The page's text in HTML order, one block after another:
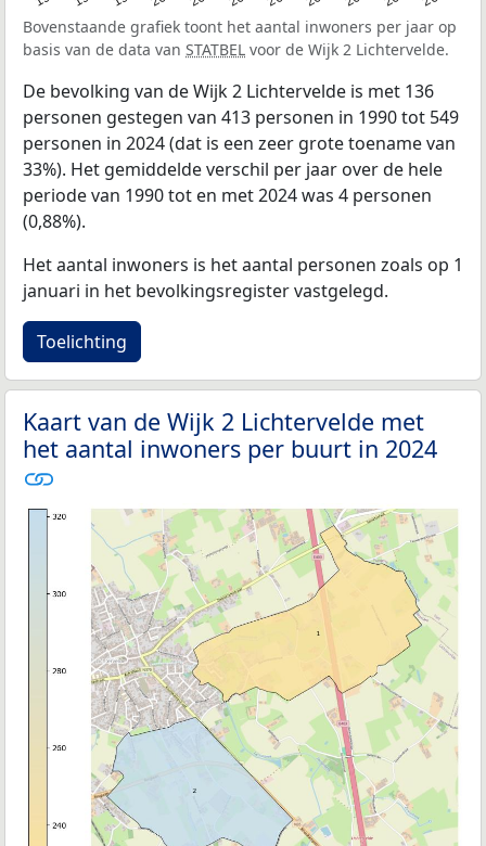
Bovenstaande grafiek toont het aantal inwoners per jaar op
basis van de data van STATBEL voor de Wijk 2 Lichtervelde.
De bevolking van de Wijk 2 Lichtervelde is met 136
personen gestegen van 413 personen in 1990 tot 549
personen in 2024 (dat is een zeer grote toename van
33%). Het gemiddelde verschil per jaar over de hele
periode van 1990 tot en met 2024 was 4 personen
(0,88%).
Het aantal inwoners is het aantal personen zoals op 1
januari in het bevolkingsregister vastgelegd.
Toelichting
Kaart van de Wijk 2 Lichtervelde met
het aantal inwoners per buurt in 2024